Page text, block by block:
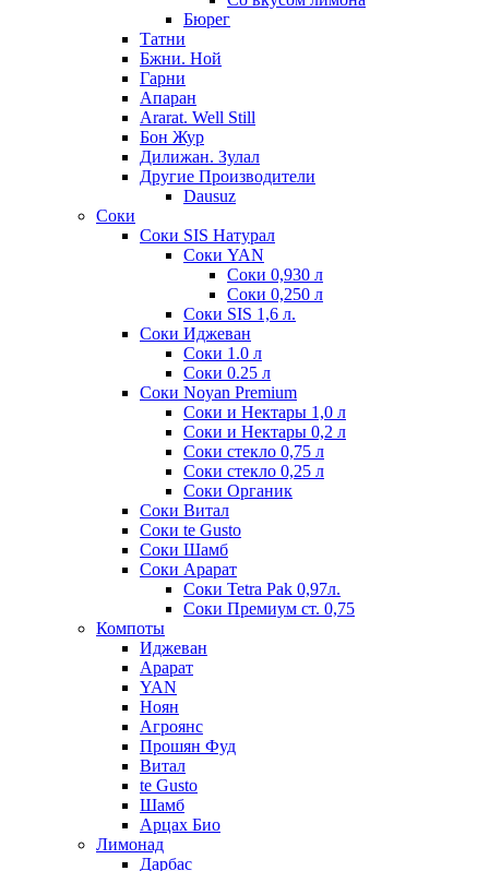
Бюрег
Татни
Бжни. Ной
Гарни
Апаран
Ararat. Well Still
Бон Жур
Дилижан. Зулал
Другие Производители
Dausuz
Соки
Соки SIS Натурал
Соки YAN
Соки 0,930 л
Соки 0,250 л
Соки SIS 1,6 л.
Соки Иджеван
Соки 1.0 л
Соки 0.25 л
Соки Noyan Premium
Соки и Нектары 1,0 л
Соки и Нектары 0,2 л
Соки стекло 0,75 л
Соки стекло 0,25 л
Соки Органик
Соки Витал
Соки te Gusto
Соки Шамб
Соки Арарат
Соки Tetra Pak 0,97л.
Соки Премиум ст. 0,75
Компоты
Иджеван
Арарат
YAN
Ноян
Агроянс
Прошян Фуд
Витал
te Gusto
Шамб
Арцах Био
Лимонад
Дарбас